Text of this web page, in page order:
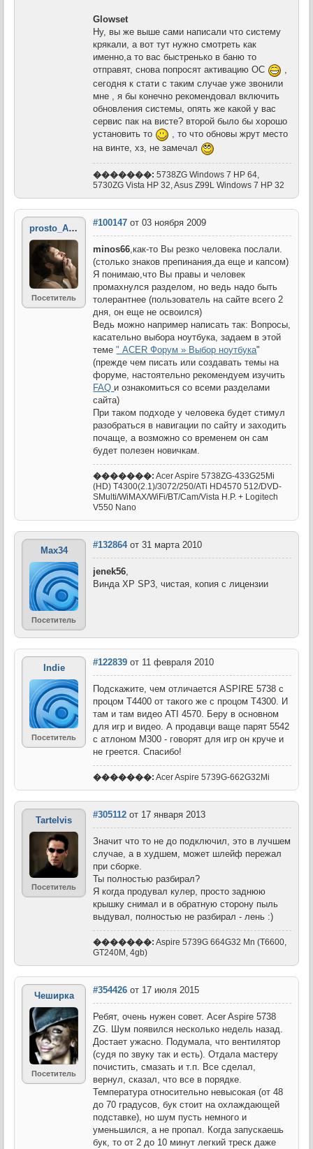
Glowset
Ну, вы же выше сами написали что систему
крякали, а вот тут нужно смотреть как
именно,а то вас быстренько в баню то
отправят, снова попросят активацию ОС
,
сегодня к стати с таким случае уже звонили
мне , я бы конечно рекомендовал включить
обновления системы, опять же какой у вас
сервис пак на висте? второй было бы хорошо
установить то
, то что обновы жрут место
на винте, хз, не замечал
�������: 5738ZG Windows 7 НР 64,
5730ZG Vista HP 32, Asus Z99L Windows 7 HP 32
prosto_Alek
Посетитель
#100147 от 03 ноября 2009
minos66,как-то Вы резко человека послали.
(столько знаков препинания,да еще и капсом)
Я понимаю,что Вы правы и человек
промахнулся разделом, но ведь надо быть
толерантнее (пользователь на сайте всего 2
дня, он еще не освоился)
Ведь можно например написать так: Вопросы,
касательно выбора ноутбука, задаем в этой
теме" ACER Форум » Выбор ноутбука"
(прежде чем писать или создавать темы на
форуме, настоятельно рекомендуем изучить
FAQ и ознакомиться со всеми разделами
сайта)
При таком подходе у человека будет стимул
разобраться в навигации по сайту и заходить
почаще, а возможно со временем он сам
будет полезен новичкам.
�������: Acer Aspire 5738ZG-433G25Mi
(HD) T4300(2.1)/3072/250/ATi HD4570 512/DVD-
SMulti/WiMAX/WiFi/BT/Cam/Vista H.P. + Logitech
V550 Nano
Max34
Посетитель
#132864от 31 марта 2010
jenek56,
Винда ХР SP3, чистая, копия с лицензии
Indie
Посетитель
#122839 от 11 февраля 2010
Подскажите, чем отличается ASPIRE 5738 с
процом Т4400 от такого же с процом Т4300. И
там и там видео АТІ 4570. Беру в основном
для игр и видео. А продавци ваще парят 5542
с атлоном М300 - говорят для игр он круче и
не греется. Спасибо!
�������: Acer Aspire 5739G-662G32Mi
Tartelvis
Посетитель
#305112 от 17 января 2013
Значит что то не до подключил, это в лучшем
случае, а в худшем, может шлейф пережал
при сборке.
Ты полностью разбирал?
Я когда продувал кулер, просто заднюю
крышку снимал и в обратную сторону пыль
выдувал, полностью не разбирал - лень :)
�������: Aspire 5739G 664G32 Mn (T6600,
GT240M, 4gb)
Чеширка
Посетитель
#354426 от 17 июля 2015
Ребят, очень нужен совет. Acer Aspire 5738
ZG. Шум появился несколько недель назад.
Достает ужасно. Подумала, что вентилятор
(судя по звуку так и есть). Отдала мастеру
почистить, смазать и т.п. Все сделал,
вернул, сказал, что все в порядке.
Температура относительно невысокая (от 48
до 70 градусов, бук стоит на охлаждающей
подставке), но шум пусть немного и
уменьшился, а не пропал. Когда запускаешь
бук, то от 2 до 10 минут легкий треск даже